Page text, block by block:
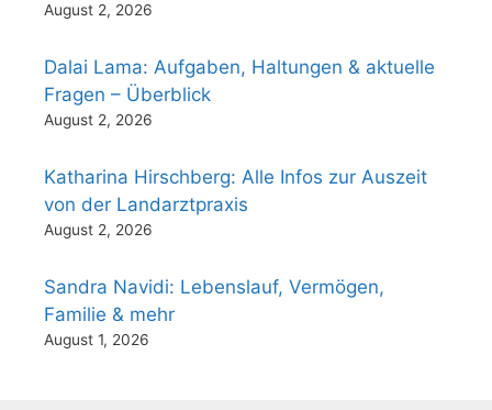
August 2, 2026
Dalai Lama: Aufgaben, Haltungen & aktuelle
Fragen – Überblick
August 2, 2026
Katharina Hirschberg: Alle Infos zur Auszeit
von der Landarztpraxis
August 2, 2026
Sandra Navidi: Lebenslauf, Vermögen,
Familie & mehr
August 1, 2026